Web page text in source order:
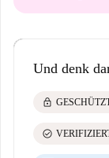
Und denk
lock
check_circle